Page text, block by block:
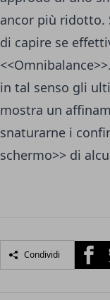
ancor più ridotto.
di capire se
in tal senso gli
mostra un
snaturarne i
schermo>> di
Condividi